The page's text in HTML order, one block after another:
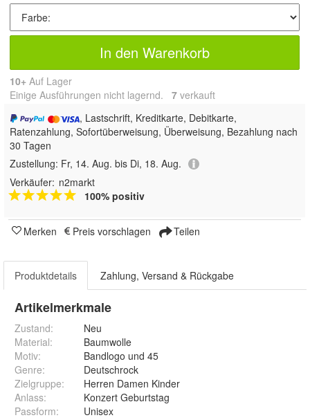
In den Warenkorb
10+ Auf Lager
Einige Ausführungen nicht lagernd. 7 verkauft
, Lastschrift, Kreditkarte, Debitkarte,
Ratenzahlung, Sofortüberweisung, Überweisung, Bezahlung nach
30 Tagen
Zustellung: Fr, 14. Aug. bis Di, 18. Aug.
Verkäufer: n2markt
100% positiv
Merken Preis vorschlagen Teilen
Produktdetails Zahlung, Versand & Rückgabe
Artikelmerkmale
Zustand:
Neu
Material:
Baumwolle
Motiv:
Bandlogo und 45
Genre:
Deutschrock
Zielgruppe:
Herren Damen Kinder
Anlass:
Konzert Geburtstag
Passform:
Unisex